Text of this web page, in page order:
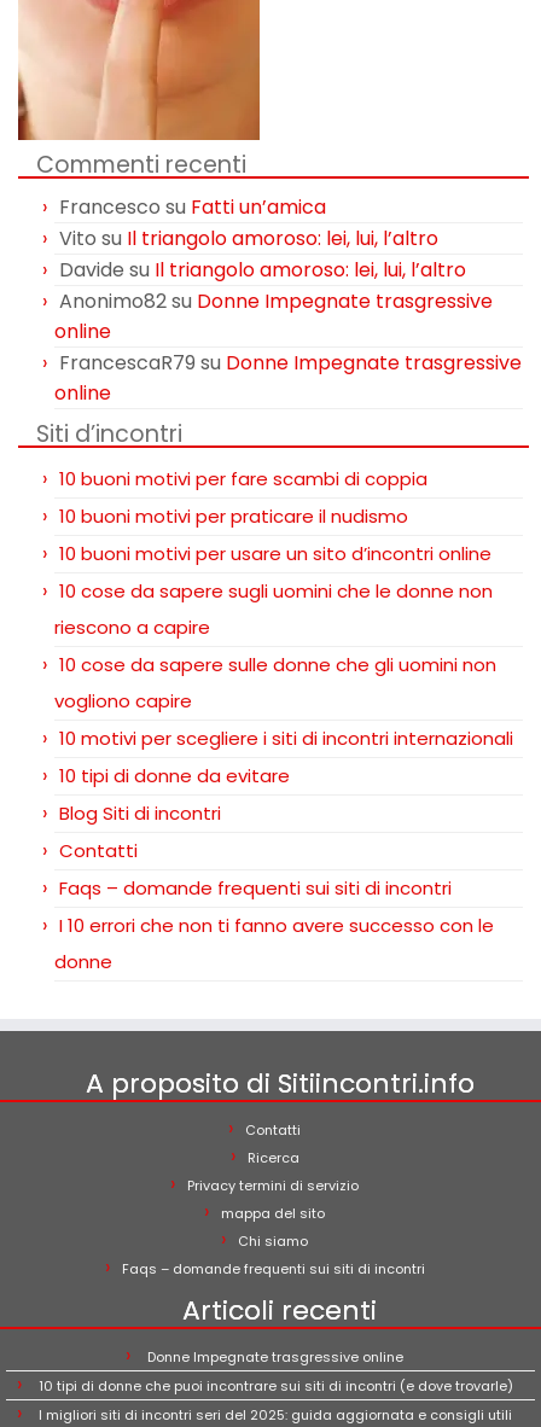
Commenti recenti
Francesco su Fatti un’amica
Vito su Il triangolo amoroso: lei, lui, l’altro
Davide su Il triangolo amoroso: lei, lui, l’altro
Anonimo82su Donne Impegnate trasgressive
online
FrancescaR79 su Donne Impegnate trasgressive
online
Siti d’incontri
10 buoni motivi per fare scambi di coppia
10 buoni motivi per praticare il nudismo
10 buoni motivi per usare un sito d’incontri online
10 cose da sapere sugli uomini che le donne non
riescono a capire
10 cose da sapere sulle donne che gli uomini non
vogliono capire
10 motivi per scegliere i siti di incontri internazionali
10 tipi di donne da evitare
Blog Siti di incontri
Contatti
Faqs – domande frequenti sui siti di incontri
I 10 errori che non ti fanno avere successo con le
donne
A proposito di Sitiincontri.info
Contatti
Ricerca
Privacy termini di servizio
mappa del sito
Chi siamo
Faqs – domande frequenti sui siti di incontri
Articoli recenti
Donne Impegnate trasgressive online
10 tipi di donne che puoi incontrare sui siti di incontri (e dove trovarle)
I migliori siti di incontri seri del 2025: guida aggiornata e consigli utili